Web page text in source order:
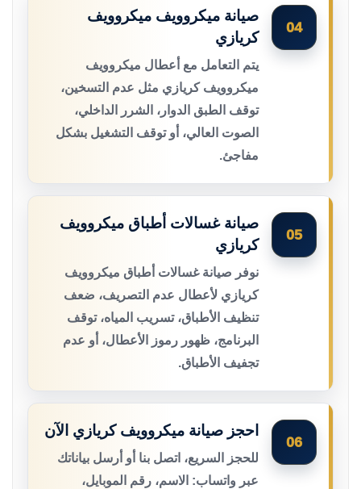
04
صيانة ميكروويف ميكروويف
كريازي
يتم التعامل مع أعطال ميكروويف
ميكروويف كريازي مثل عدم التسخين،
توقف الطبق الدوار، الشرر الداخلي،
الصوت العالي، أو توقف التشغيل بشكل
مفاجئ.
05
صيانة غسالات أطباق ميكروويف
كريازي
نوفر صيانة غسالات أطباق ميكروويف
كريازي لأعطال عدم التصريف، ضعف
تنظيف الأطباق، تسريب المياه، توقف
البرنامج، ظهور رموز الأعطال، أو عدم
تجفيف الأطباق.
06
احجز صيانة ميكروويف كريازي الآن
للحجز السريع، اتصل بنا أو أرسل بياناتك
عبر واتساب: الاسم، رقم الموبايل،